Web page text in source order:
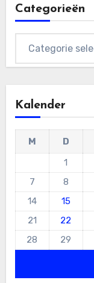
Categorieën
Kalender
M D
1
7
8
14
15
21
22
28
29